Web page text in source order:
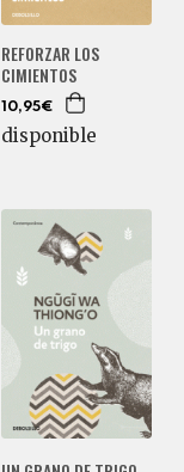
REFORZAR LOS
CIMIENTOS
10,95€
disponible